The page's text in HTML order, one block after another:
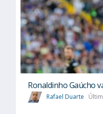
Ronaldinho Gaúcho
Rafael Duarte